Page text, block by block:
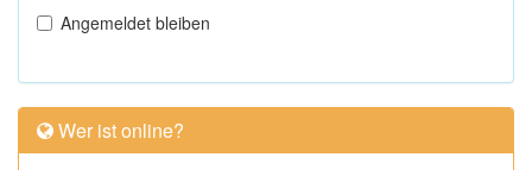
Angemeldet bleiben
Wer ist online?